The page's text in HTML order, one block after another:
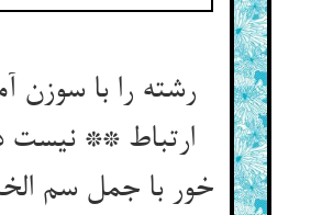
رشته را با سوزن
ارتباط ** نیست
خور با جمل سم